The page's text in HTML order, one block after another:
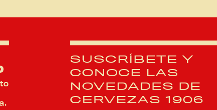
SUSCRÍBETE Y
CONOCE LAS
NOVEDADES DE
CERVEZAS 1906